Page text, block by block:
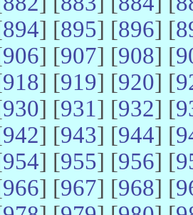
894] [895] [896] [
906] [907] [908] [
918] [919] [920] [
930] [931] [932] [
942] [943] [944] [
954] [955] [956] [
966] [967] [968] [